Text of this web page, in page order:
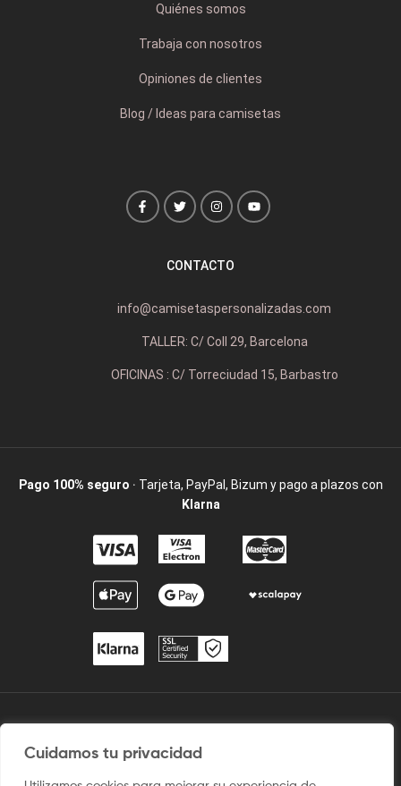
Cuidamos tu privacidad
Quiénes somos
Trabaja con nosotros
Opiniones de clientes
Blog / Ideas para camisetas
CONTACTO
info@camisetaspersonalizadas.com
TALLER: C/ Coll 29, Barcelona
OFICINAS : C/ Torreciudad 15, Barbastro
Pago 100% seguro · Tarjeta, PayPal, Bizum y pago a plazos con
Klarna
2009 / ©2025 Camisetaspersonalizadas.com. Todos los derechos
reservados.